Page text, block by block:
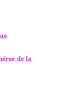
de la